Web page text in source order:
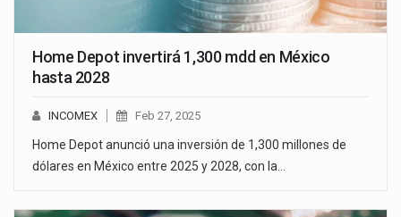
Home Depot invertirá 1,300 mdd en México
hasta 2028
INCOMEX Feb 27, 2025
Home Depot anunció una inversión de 1,300 millones de
dólares en México entre 2025 y 2028, con la…